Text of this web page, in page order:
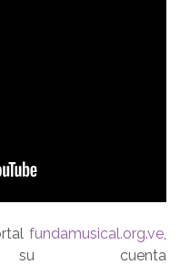
fundamusical.org.ve,
cuenta